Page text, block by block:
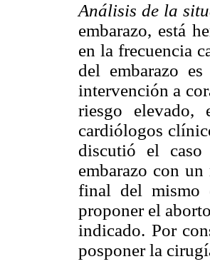
Análisis de la
embarazo, está
en la frecuencia
del embarazo
intervención a
riesgo elevado,
cardiólogos
discutió el
embarazo con
final del mismo
proponer el
indicado. Por
posponer la